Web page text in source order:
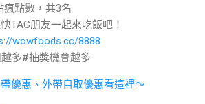
瘋點數，共3名
TAG朋友一起來吃飯吧！
wowfoods.cc/8888
多#抽獎機會越多
優惠、外帶自取優惠看這裡～